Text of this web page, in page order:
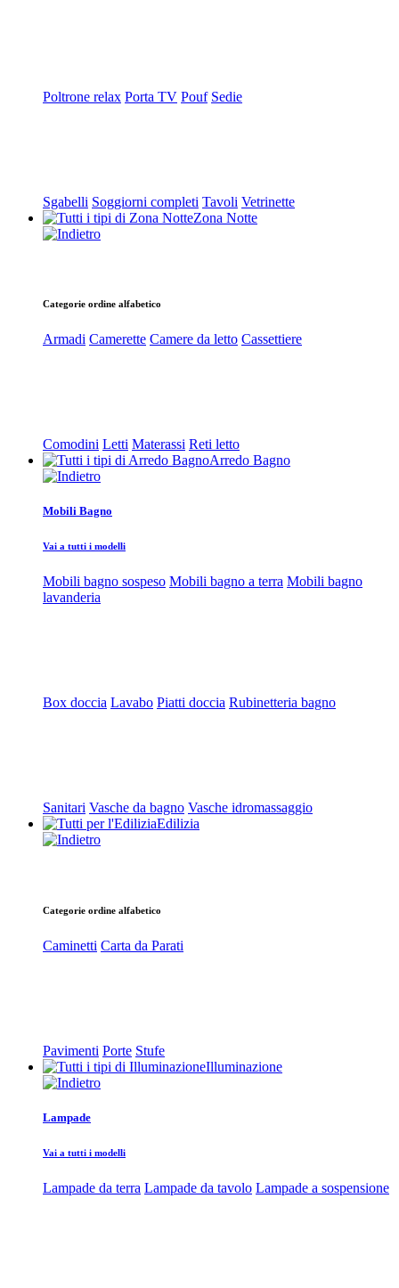
Poltrone relax Porta TV Pouf Sedie
Sgabelli Soggiorni completi Tavoli Vetrinette
Zona Notte
Categorie ordine alfabetico
Armadi Camerette Camere da letto Cassettiere
Comodini Letti Materassi Reti letto
Arredo Bagno
Mobili Bagno
Vai a tutti i modelli
Mobili bagno sospeso Mobili bagno a terra Mobili bagno
lavanderia
Box doccia Lavabo Piatti doccia Rubinetteria bagno
Sanitari Vasche da bagno Vasche idromassaggio
Edilizia
Categorie ordine alfabetico
Caminetti Carta da Parati
Pavimenti Porte Stufe
Illuminazione
Lampade
Vai a tutti i modelli
Lampade da terra Lampade da tavolo Lampade a sospensione